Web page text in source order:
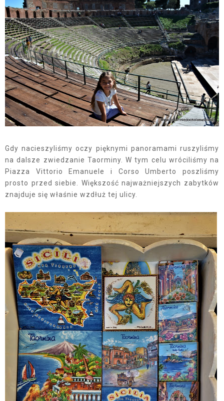
Gdy nacieszyliśmy oczy pięknymi panoramami ruszyliśmy
na dalsze zwiedzanie Taorminy. W tym celu wróciliśmy na
Piazza Vittorio Emanuele i Corso Umberto poszliśmy
prosto przed siebie. Większość najważniejszych zabytków
znajduje się właśnie wzdłuż tej ulicy.